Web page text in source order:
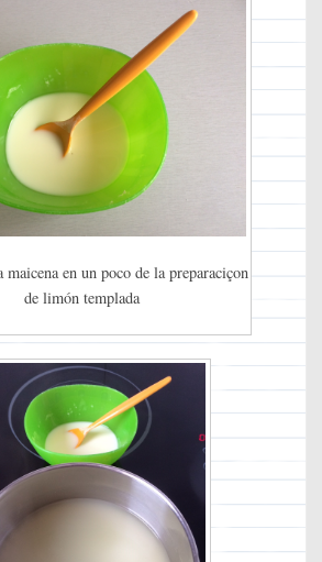
en un poco de la preparaciçon
de limón templada